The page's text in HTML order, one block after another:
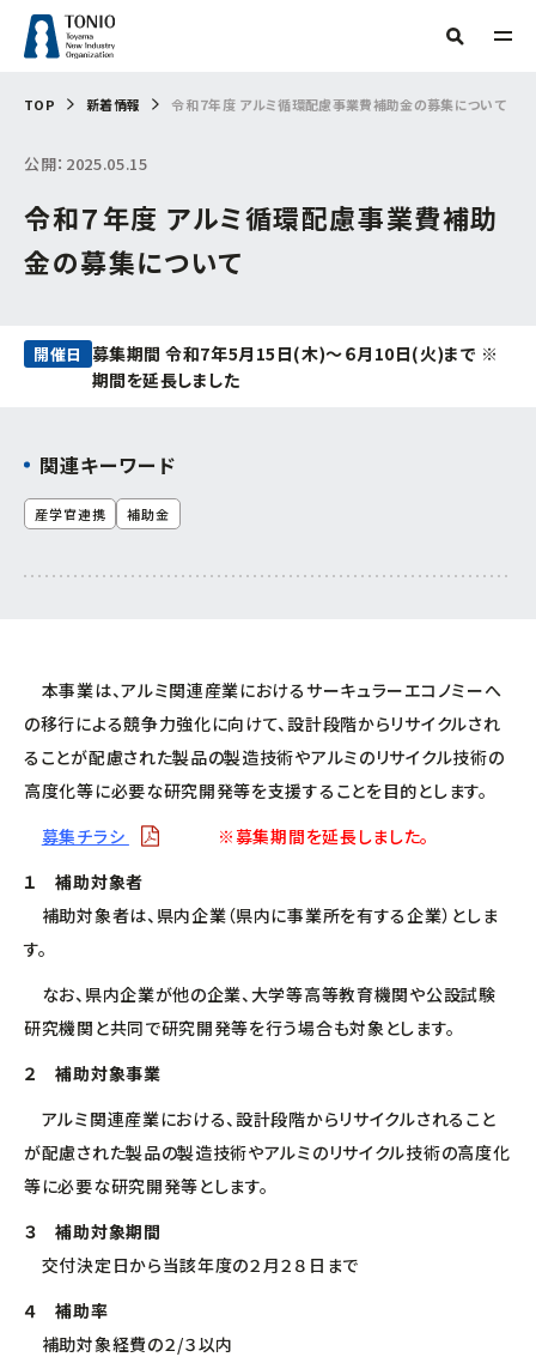
TOP
TONIOについて
当機構概要
交通アクセス
支援事例
補助金・助成金を活用したい
創業したい
経営相談したい
販路を拡大したい
産学官で連携したい
海外展開したい
組織からさがす
企画管理課
イノベーション推進センター
連携促進課
中小企業支援センター
新事業・販路開拓支援課
事業承継・引継ぎ支援センター
中小企業活性化協議会
国際経済交流センター
支援グループ
サーキュラーエコノミー
研究会 販路開拓 海外展開
技術開発
起業
グリーン分野研究会 商談会
フリーワード検索
TOP 新着情報 令和７年度 アルミ循環配慮事業費補助金の募集について
公開：2025.05.15
令和７年度 アルミ循環配慮事業費補助
金の募集について
開催日 募集期間 令和7年5月15日(木)～６月10日(火)まで ※
期間を延長しました
関連キーワード
産学官連携 補助金
本事業は、アルミ関連産業におけるサーキュラーエコノミーへ
の移行による競争力強化に向けて、設計段階からリサイクルされ
ることが配慮された製品の製造技術やアルミのリサイクル技術の
高度化等に必要な研究開発等を支援することを目的とします。
募集チラシ
※募集期間を延長しました。
１ 補助対象者
補助対象者は、県内企業（県内に事業所を有する企業）としま
す。
なお、県内企業が他の企業、大学等高等教育機関や公設試験
研究機関と共同で研究開発等を行う場合も対象とします。
２ 補助対象事業
アルミ関連産業における、設計段階からリサイクルされること
が配慮された製品の製造技術やアルミのリサイクル技術の高度化
等に必要な研究開発等とします。
３ 補助対象期間
交付決定日から当該年度の２月２８日まで
４ 補助率
補助対象経費の２/３以内